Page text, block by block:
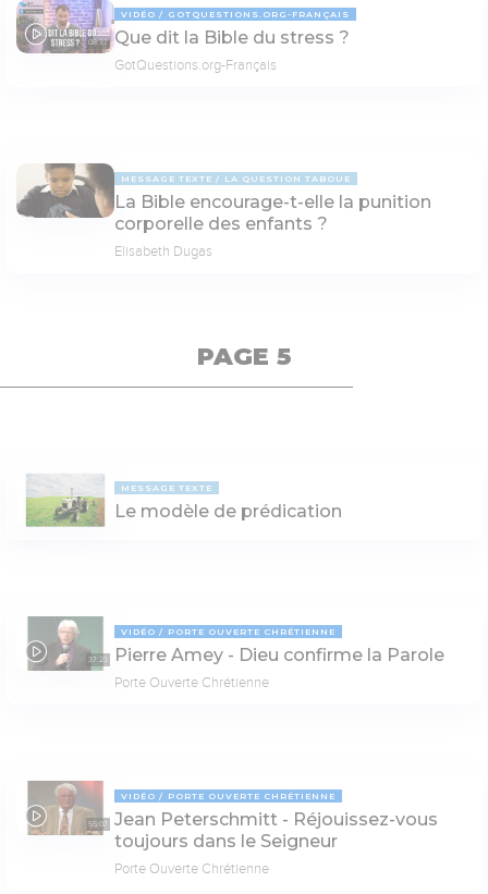
08:37
VIDÉO GOTQUESTIONS.ORG-FRANÇAIS
Que dit la Bible du stress ?
GotQuestions.org-Français
MESSAGE TEXTE LA QUESTION TABOUE
La Bible encourage-t-elle la punition
corporelle des enfants ?
Elisabeth Dugas
PAGE 5
MESSAGE TEXTE
Le modèle de prédication
37:23
VIDÉO PORTE OUVERTE CHRÉTIENNE
Pierre Amey - Dieu confirme la Parole
Porte Ouverte Chrétienne
55:07
VIDÉO PORTE OUVERTE CHRÉTIENNE
Jean Peterschmitt - Réjouissez-vous
toujours dans le Seigneur
Porte Ouverte Chrétienne